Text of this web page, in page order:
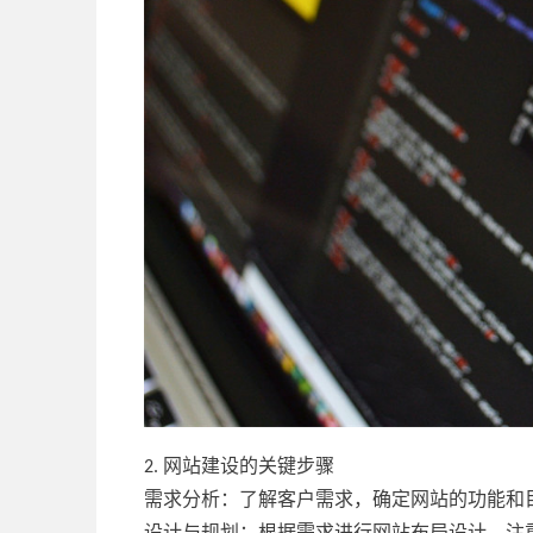
2. 网站建设的关键步骤
需求分析：了解客户需求，确定网站的功能和